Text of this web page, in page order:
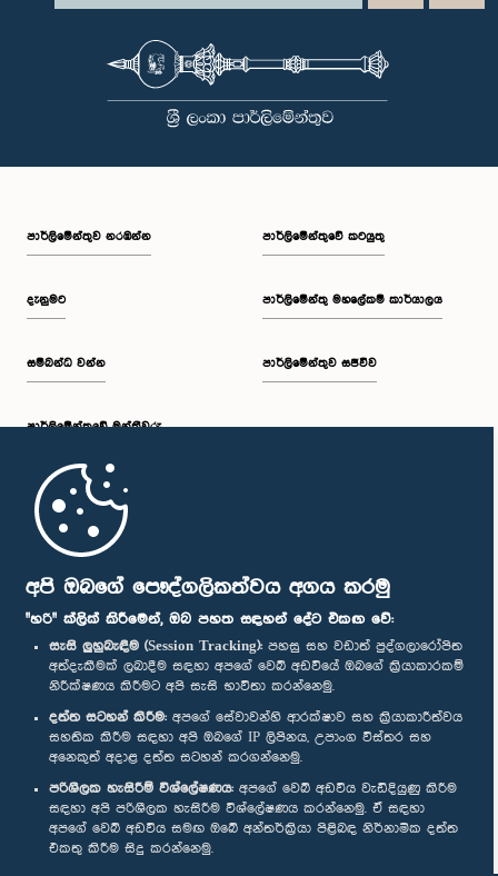
අපි ඔබගේ පෞද්ගලිකත්වය අගය කරමු
"හරි" ක්ලික් කිරීමෙන්, ඔබ පහත සඳහන් දේට එකඟ වේ:
සැසි ලුහුබැඳීම (Session Tracking): පහසු සහ වඩාත් පුද්ගලාරෝපිත
අත්දැකීමක් ලබාදීම සඳහා අපගේ වෙබ් අඩවියේ ඔබගේ ක්‍රියාකාරකම්
නිරීක්ෂණය කිරීමට අපි සැසි භාවිතා කරන්නෙමු.
දත්ත සටහන් කිරීම: අපගේ සේවාවන්හි ආරක්ෂාව සහ ක්‍රියාකාරීත්වය
සහතික කිරීම සඳහා අපි ඔබගේ IP ලිපිනය, උපාංග විස්තර සහ
අනෙකුත් අදාළ දත්ත සටහන් කරගන්නෙමු.
පරිශීලක හැසිරීම් විශ්ලේෂණය: අපගේ වෙබ් අඩවිය වැඩිදියුණු කිරීම
සඳහා අපි පරිශීලක හැසිරීම විශ්ලේෂණය කරන්නෙමු. ඒ සඳහා
අපගේ වෙබ් අඩවිය සමඟ ඔබේ අන්තර්ක්‍රියා පිළිබඳ නිර්නාමික දත්ත
එකතු කිරීම සිදු කරන්නෙමු.
පාර්ලි‌මේන්තුව නරඹන්න
දැනුමට
සම්බන්ධ වන්න
පාර්ලි‌මේන්තුවේ මන්ත්‍රීවරු
මුල් පිටුව
පාර්ලිමේන්තුවේ කටයුතු
පාර්ලිමේන්තු මහලේකම් කාර්යාලය
පාර්ලිමේන්තුව සජීවීව
පාර්ලිමේන්තු ජංගම යෙදුම
අප හා සම්බන්ධ වී සිටින්න :
සම්මාන
පෞද්ගලිකත්ව ප්‍රතිපත්තිය